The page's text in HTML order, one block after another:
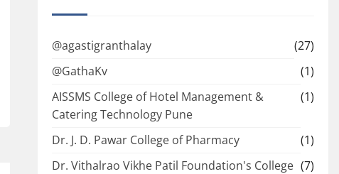
@agastigranthalay
(27)
@GathaKv
(1)
AISSMS College of Hotel Management &
Catering Technology Pune
(1)
Dr. J. D. Pawar College of Pharmacy
(1)
Dr. Vithalrao Vikhe Patil Foundation's College (7)